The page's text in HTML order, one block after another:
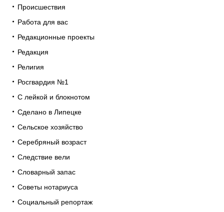
Происшествия
Работа для вас
Редакционные проекты
Редакция
Религия
Росгвардия №1
С лейкой и блокнотом
Сделано в Липецке
Сельское хозяйство
Серебряный возраст
Следствие вели
Словарный запас
Советы нотариуса
Социальный репортаж